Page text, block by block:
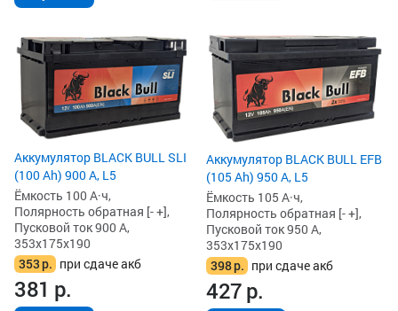
Аккумулятор BLACK BULL SLI
(100 Ah) 900 А, L5
Ёмкость 100 А·ч,
Полярность обратная [- +],
Пусковой ток 900 А,
353x175x190
353р. при сдаче акб
381 р.
Аккумулятор BLACK BULL EFB
(105 Ah) 950 А, L5
Ёмкость 105 А·ч,
Полярность обратная [- +],
Пусковой ток 950 А,
353x175x190
398р. при сдаче акб
427р.